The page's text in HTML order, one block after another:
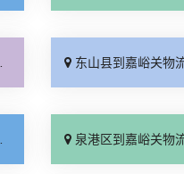
东山县到嘉峪关物流专线_损坏理赔「直
泉港区到嘉峪关物流专线_几天到达「直达